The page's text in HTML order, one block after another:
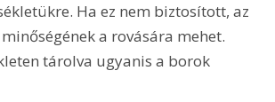
Ha ez nem biztosított, az
a rovására mehet.
tárolva ugyanis a borok